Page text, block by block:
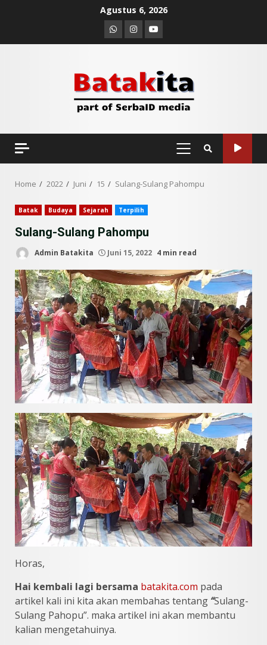
Agustus 6, 2026
Whatsapp
Instagram
Youtube
PRIMARY
Home 2022 Juni 15 Sulang-Sulang Pahompu
Batak Budaya Sejarah Terpilih
Sulang-Sulang Pahompu
Admin Batakita Juni 15, 2022 4 min read
Horas,
Hai kembali lagi bersama batakita.com pada
artikel kali ini kita akan membahas tentang “Sulang-
Sulang Pahopu”. maka artikel ini akan membantu
kalian mengetahuinya.